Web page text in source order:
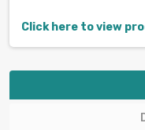
Click here to view